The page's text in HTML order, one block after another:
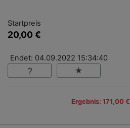
Startpreis
20,00 €
Endet: 04.09.2022 15:34:40
Ergebnis: 171,00 €